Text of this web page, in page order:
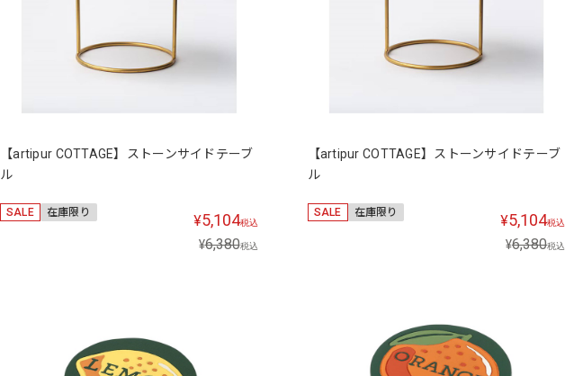
【artipur COTTAGE】ストーンサイドテーブ
ル
SALE 在庫限り ¥5,104税込
¥6,380税込
【artipur COTTAGE】ストーンサイドテーブ
ル
SALE 在庫限り ¥5,104税込
¥6,380税込